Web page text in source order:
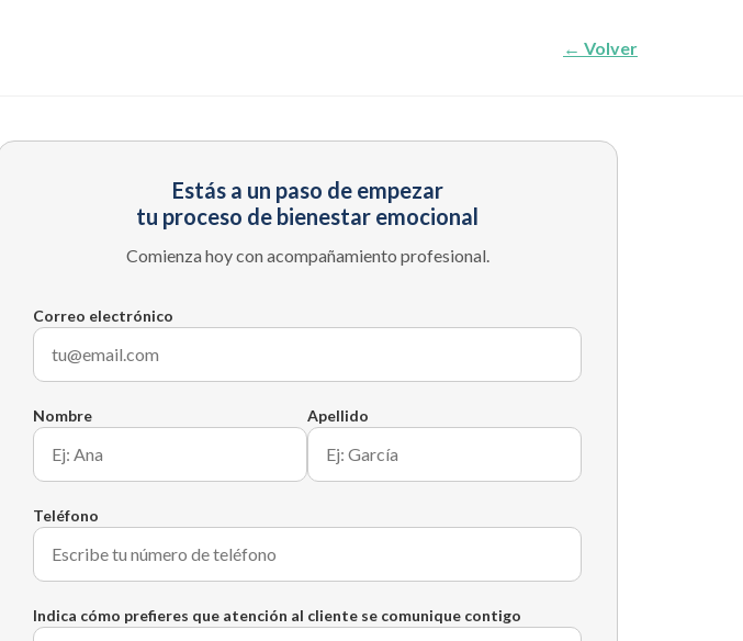
← Volver
Estás a un paso de empezar
tu proceso de bienestar emocional
Comienza hoy con acompañamiento profesional.
Correo electrónico
Nombre Apellido
Teléfono
Indica cómo prefieres que atención al cliente se comunique contigo